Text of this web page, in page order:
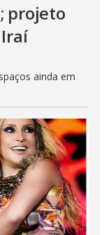
projeto
ainda em